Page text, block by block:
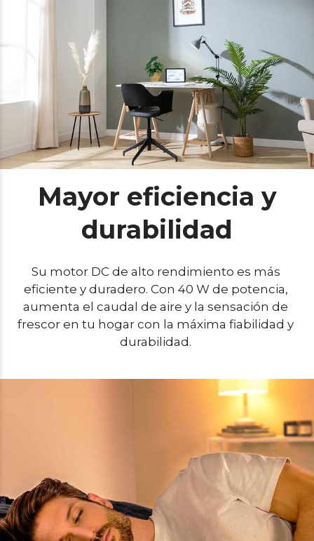
Mayor eficiencia y
durabilidad
Su motor DC de alto rendimiento es más
eficiente y duradero. Con 40 W de potencia,
aumenta el caudal de aire y la sensación de
frescor en tu hogar con la máxima fiabilidad y
durabilidad.